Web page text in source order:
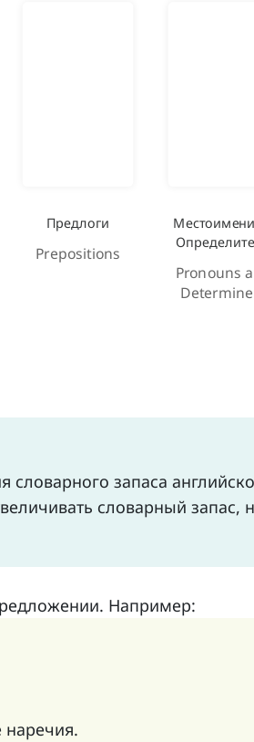
Предлоги
Prepositions
Pronouns
запаса
словарный
Например:
наречия.